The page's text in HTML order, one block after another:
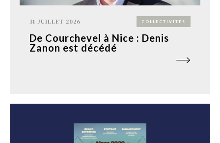
31 JUILLET 2026 COLLECTIVITÉS
De Courchevel à Nice : Denis
Zanon est décédé